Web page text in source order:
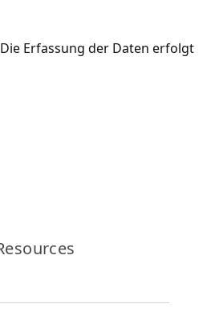
Erfassung der Daten erfolgt